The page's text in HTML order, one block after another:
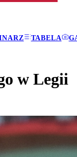
TABELA
w Legii